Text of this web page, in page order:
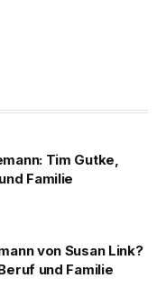
Tim Gutke,
Familie
von Susan Link?
und Familie